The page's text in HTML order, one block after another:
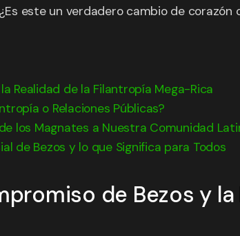
este un verdadero cambio de
Realidad de la Filantropía Mega-Rica
o Relaciones Públicas?
los Magnates a Nuestra Comunidad
de Bezos y lo que Significa para Todos
de Bezos y